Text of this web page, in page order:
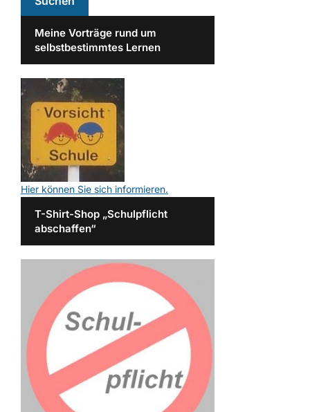
Meine Vorträge rund um
selbstbestimmtes Lernen
Hier können Sie sich informieren.
T-Shirt-Shop „Schulpflicht
abschaffen“